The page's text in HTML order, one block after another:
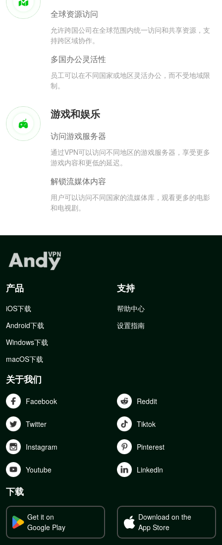
全球资源访问
允许跨国公司在全球范围内统一访问和共享资源，支
持跨区域协作。
多国办公灵活性
员工可以在不同国家或地区灵活办公，而不受地域限
制。
游戏和娱乐
访问游戏服务器
通过VPN可以访问不同地区的游戏服务器，享受更多
游戏内容和更低的延迟。
解锁流媒体内容
用户可以访问不同国家的流媒体库，观看更多的电影
和电视剧。
产品
iOS下载
Android下载
Windows下载
macOS下载
支持
帮助中心
设置指南
关于我们
Facebook Reddit
Twitter Tiktok
Instagram Pinterest
Youtube Linkedln
下载
Get it on
Google Play
Download on the
App Store